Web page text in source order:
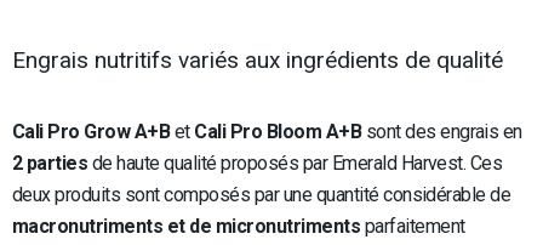
Engrais nutritifs variés aux ingrédients de qualité
Cali Pro Grow A+Bet Cali Pro Bloom A+Bsont des engrais en
2 parties de haute qualité proposés par Emerald Harvest. Ces
deux produits sont composés par une quantité considérable de
macronutriments et de micronutriments parfaitement